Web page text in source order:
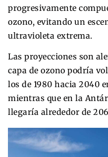
progresivamente
ozono, evitando un
ultravioleta extrema.
Las proyecciones son
capa de ozono podría
los de 1980 hacia 2040
mientras que en la
llegaría alrededor de